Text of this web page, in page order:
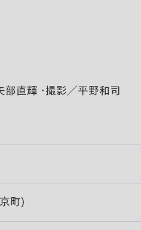
部直輝 ・撮影／平野和司
町)